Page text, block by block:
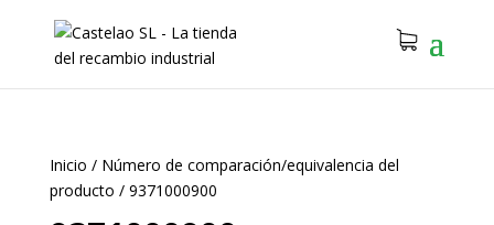
Inicio / Número de comparación/equivalencia del
producto / 9371000900